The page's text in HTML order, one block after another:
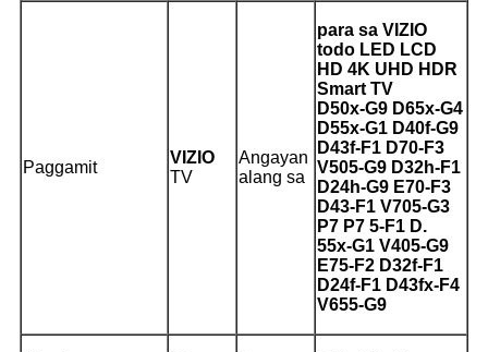
Paggamit
VIZIO
TV
Angayan
alang sa
para sa VIZIO
todo LED LCD
HD 4K UHD HDR
Smart TV
D50x-G9 D65x-G4
D55x-G1 D40f-G9
D43f-F1 D70-F3
V505-G9 D32h-F1
D24h-G9 E70-F3
D43-F1 V705-G3
P7 P7 5-F1 D.
55x-G1 V405-G9
E75-F2 D32f-F1
D24f-F1 D43fx-F4
V655-G9